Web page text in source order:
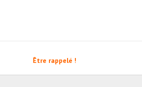
Être rappelé !